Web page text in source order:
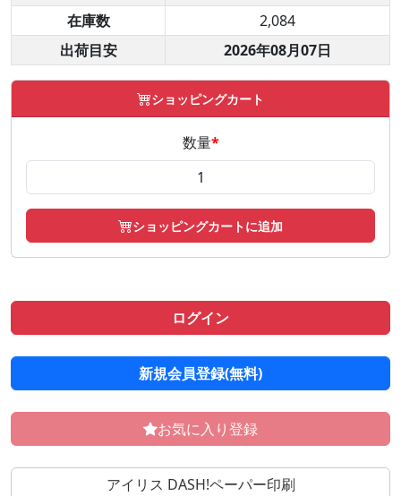
在庫数
2,084
出荷目安
2026年08月07日
ショッピングカート
数量*
ショッピングカートに追加
ログイン
新規会員登録(無料)
お気に入り登録
アイリス DASH!ペーパー印刷